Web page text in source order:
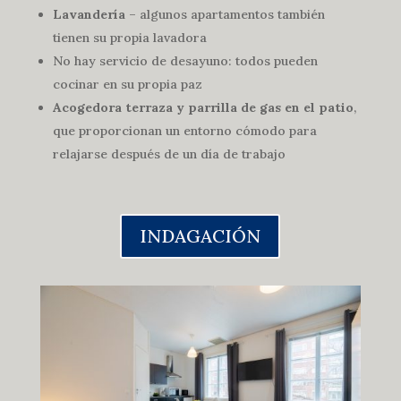
Lavandería – algunos apartamentos también
tienen su propia lavadora
No hay servicio de desayuno: todos pueden
cocinar en su propia paz
Acogedora terraza y parrilla de gas en el patio,
que proporcionan un entorno cómodo para
relajarse después de un día de trabajo
INDAGACIÓN